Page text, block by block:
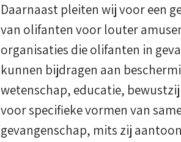
Daarnaast pleiten wij voor een
van olifanten voor louter
organisaties die olifanten in
kunnen bijdragen aan
wetenschap, educatie,
voor specifieke vormen van
gevangenschap, mits zij